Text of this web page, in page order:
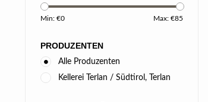
Min: €0 Max: €85
PRODUZENTEN
Alle Produzenten
Kellerei Terlan / Südtirol, Terlan